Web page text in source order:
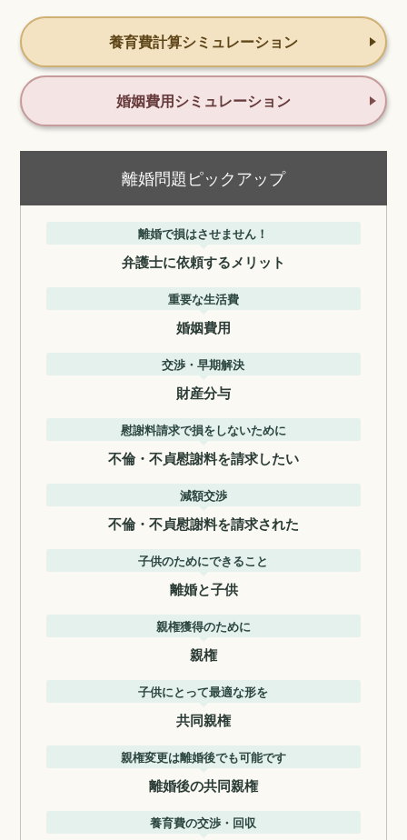
養育費計算シミュレーション
婚姻費用シミュレーション
離婚問題ピックアップ
離婚で損はさせません！
弁護士に依頼するメリット
重要な生活費
婚姻費用
交渉・早期解決
財産分与
慰謝料請求で損をしないために
不倫・不貞慰謝料を請求したい
減額交渉
不倫・不貞慰謝料を請求された
子供のためにできること
離婚と子供
親権獲得のために
親権
子供にとって最適な形を
共同親権
親権変更は離婚後でも可能です
離婚後の共同親権
養育費の交渉・回収